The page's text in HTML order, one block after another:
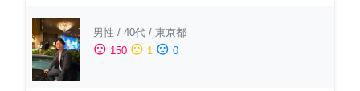
男性 / 40代 / 東京都
sentiment_satisfied 150 sentiment_neutral 1 sentiment_dissatisfied 0